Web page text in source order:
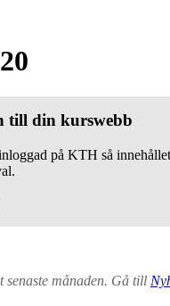
till din kurswebb
på KTH så
senaste månaden. Gå till